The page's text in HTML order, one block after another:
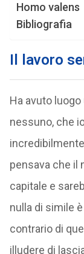
Homo valens
Bibliografia
Il lavoro
Ha avuto luogo
nessuno, che
pensava che il
capitale e
nulla di simile
contrario di
illudere di